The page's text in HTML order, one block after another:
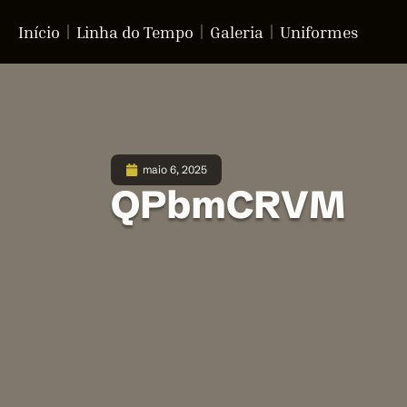
Início Linha do Tempo Galeria Uniformes
maio 6, 2025
QPbmCRVM